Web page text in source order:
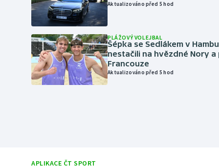
Aktualizováno před 5 hod
PLÁŽOVÝ VOLEJBAL
Šépka se Sedlákem v
nestačili na hvězdné Nory a
Francouze
Aktualizováno před 5 hod
APLIKACE ČT SPORT